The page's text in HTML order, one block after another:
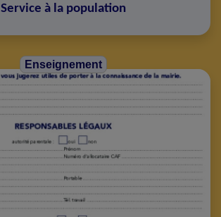
Service à la population
Enseignement